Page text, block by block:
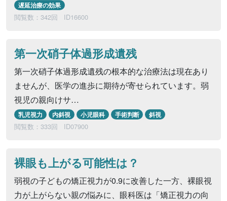
遅延治療の効果
閲覧数：342回 ID16600
第一次硝子体過形成遺残
第一次硝子体過形成遺残の根本的な治療法は現在あり
ませんが、医学の進歩に期待が寄せられています。弱
視児の親向けサ…
乳児視力 内斜視 小児眼科 手術判断 斜視
閲覧数：333回 ID07900
裸眼も上がる可能性は？
弱視の子どもの矯正視力が0.9に改善した一方、裸眼視
力が上がらない親の悩みに、眼科医は「矯正視力の向